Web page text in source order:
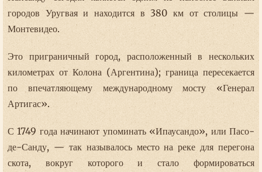
городов Уругвая и находится в 380 км от столицы —
Монтевидео.
Это приграничный город, расположенный в нескольких
километрах от Колона (Аргентина); граница пересекается
по впечатляющему международному мосту «Генерал
Артигас».
С 1749 года начинают упоминать «Ипаусандо», или Пасо-
де-Санду, — так называлось место на реке для перегона
скота, вокруг которого и стало формироваться